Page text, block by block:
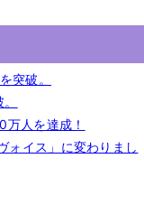
突破。
人を達成！
イス」に変わりまし